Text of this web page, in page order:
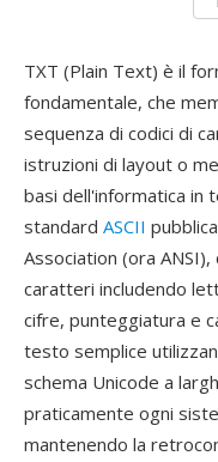
TXT (Plain Text) è il
fondamentale, che
sequenza di codici di
istruzioni di layout o
basi dell'informatica in
standard ASCII
Association (ora
caratteri includendo
cifre, punteggiatura e
testo semplice
schema Unicode a
praticamente ogni
mantenendo la